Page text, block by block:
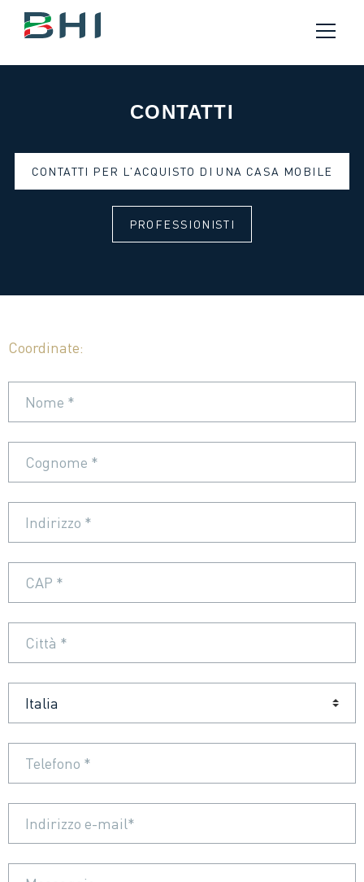
CONTATTI
CONTATTI PER L'ACQUISTO DI UNA CASA MOBILE
PROFESSIONISTI
Coordinate: